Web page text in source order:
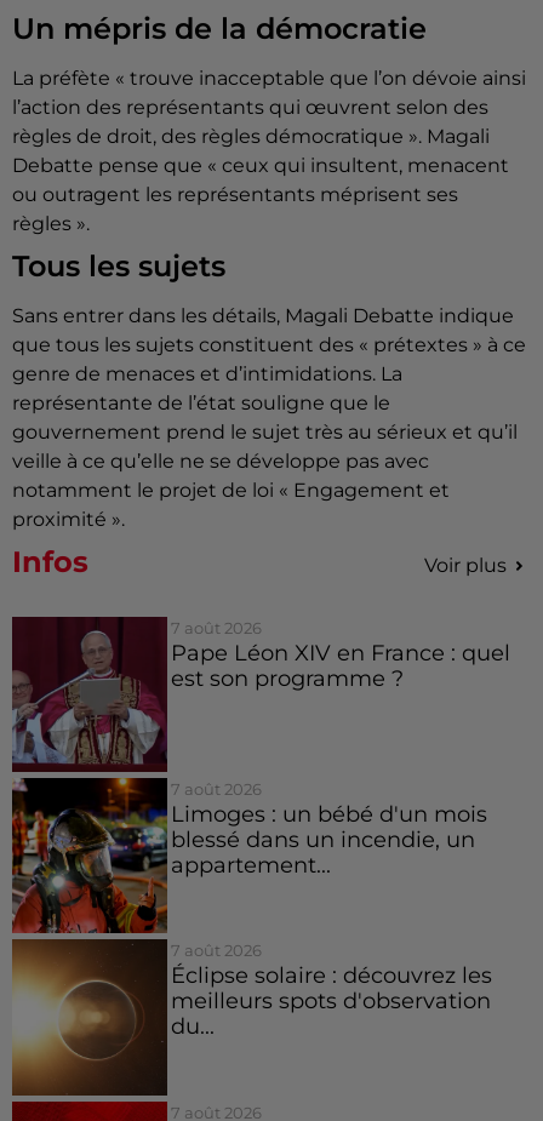
Un mépris de la démocratie
La préfète « trouve inacceptable que l’on dévoie ainsi
l’action des représentants qui œuvrent selon des
règles de droit, des règles démocratique ». Magali
Debatte pense que « ceux qui insultent, menacent
ou outragent les représentants méprisent ses
règles ».
Tous les sujets
Sans entrer dans les détails, Magali Debatte indique
que tous les sujets constituent des « prétextes » à ce
genre de menaces et d’intimidations. La
représentante de l’état souligne que le
gouvernement prend le sujet très au sérieux et qu’il
veille à ce qu’elle ne se développe pas avec
notamment le projet de loi « Engagement et
proximité ».
Infos Voir plus
7 août 2026
Pape Léon XIV en France : quel
est son programme ?
7 août 2026
Limoges : un bébé d'un mois
blessé dans un incendie, un
appartement...
7 août 2026
Éclipse solaire : découvrez les
meilleurs spots d'observation
du...
7 août 2026